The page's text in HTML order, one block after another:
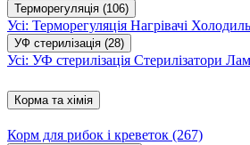
Терморегуляція (106)
Усі: Терморегуляція Нагрівачі
УФ стерилізація (28)
Усі: УФ стерилізація Стерилізатори
Корма та хімія
Корм для рибок і креветок (267)